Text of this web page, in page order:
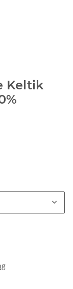
Keltik